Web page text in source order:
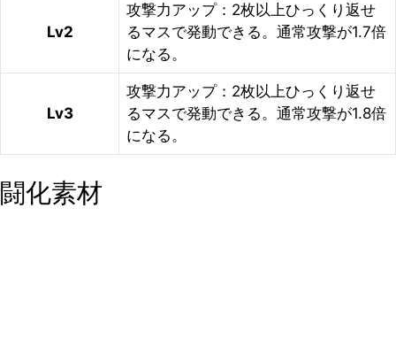
Lv2
攻撃力アップ：2枚以上ひっくり返せ
るマスで発動できる。通常攻撃が1.7倍
になる。
Lv3
攻撃力アップ：2枚以上ひっくり返せ
るマスで発動できる。通常攻撃が1.8倍
になる。
闘化素材